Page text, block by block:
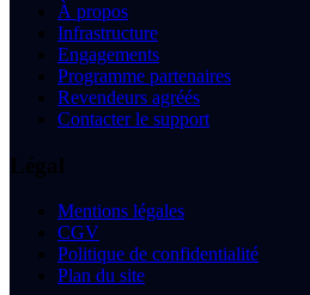
À propos
Infrastructure
Engagements
Programme partenaires
Revendeurs agréés
Contacter le support
Mentions légales
CGV
Politique de confidentialité
Plan du site